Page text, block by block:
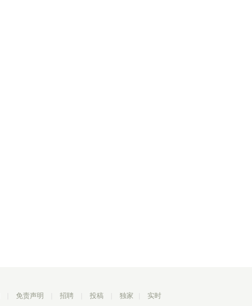
免责声明 招聘 投稿 独家 实时